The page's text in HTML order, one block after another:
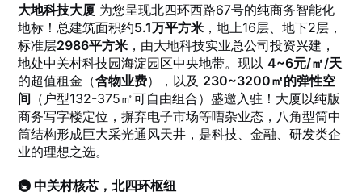
大地科技大厦 为您呈现北四环西路67号的纯商务智能化
地标！总建筑面积约5.1万平方米 ，地上16层、地下2层，
标准层2986平方米 ，由大地科技实业总公司投资兴建，
地处中关村科技园海淀园区中央地带。现以4~6元/㎡/天
的超值租金（含物业费），以及 230~3200㎡的弹性空
间 （户型132-375㎡可自由组合）盛邀入驻！大厦以纯版
商务写字楼定位，摒弃电子市场等嘈杂业态，八角型筒中
筒结构形成巨大采光通风天井，是科技、金融、研发类企
业的理想之选。
🚇 中关村核芯，北四环枢纽